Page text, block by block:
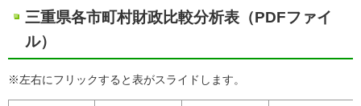
三重県各市町村財政比較分析表（PDFファイ
ル）
※左右にフリックすると表がスライドします。